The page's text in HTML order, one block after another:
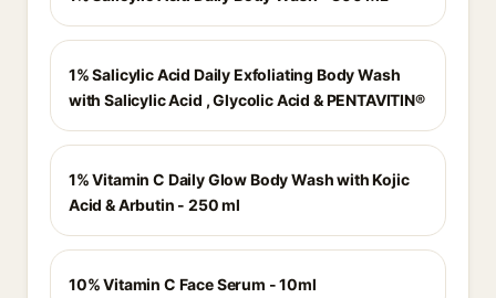
1% Salicylic Acid Daily Exfoliating Body Wash
with Salicylic Acid , Glycolic Acid & PENTAVITIN®
1% Vitamin C Daily Glow Body Wash with Kojic
Acid & Arbutin - 250 ml
10% Vitamin C Face Serum - 10ml